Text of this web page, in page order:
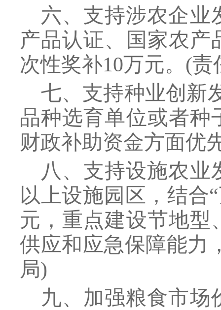
六、支持涉农企业
产品认证、国家农产
次性奖补10万元。 (责
七、支持种业创新
品种选育单位或者种
财政补助资金方面优
八、支持设施农业
以上设施园区，结合
元，重点建设节地型
供应和应急保障能力
局)
九、加强粮食市场